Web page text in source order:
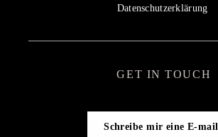
Get in touch
GET IN TOUCH
Schreibe mir eine E-mail
Datenschutzerklärung